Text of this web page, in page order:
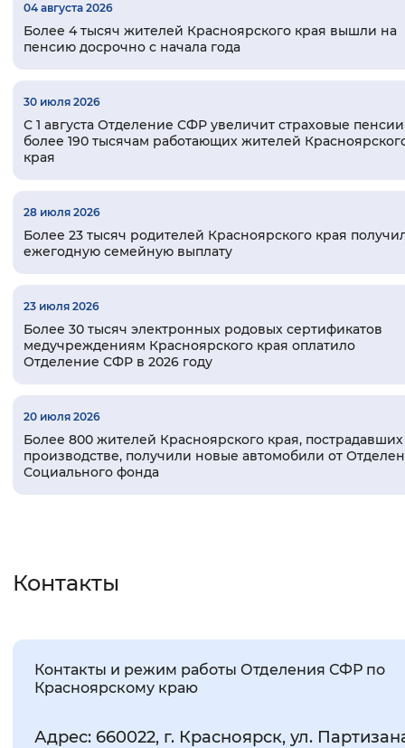
04 августа 2026
Более 4 тысяч жителей Красноярского края вышли на
пенсию досрочно с начала года
30 июля 2026
С 1 августа Отделение СФР увеличит страховые пенсии
более 190 тысячам работающих жителей
края
28 июля 2026
Более 23 тысяч родителей Красноярского края
ежегодную семейную выплату
23 июля 2026
Более 30 тысяч электронных родовых сертификатов
медучреждениям Красноярского края оплатило
Отделение СФР в 2026 году
20 июля 2026
Более 800 жителей Красноярского края,
производстве, получили новые автомобили от
Социального фонда
Контакты
Контакты и режим работы Отделения СФР по
Красноярскому краю
Адрес: 660022, г. Красноярск, ул.